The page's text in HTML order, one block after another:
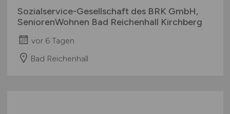
Sozialservice-Gesellschaft des BRK GmbH,
SeniorenWohnen Bad Reichenhall Kirchberg
vor 6 Tagen
Bad Reichenhall